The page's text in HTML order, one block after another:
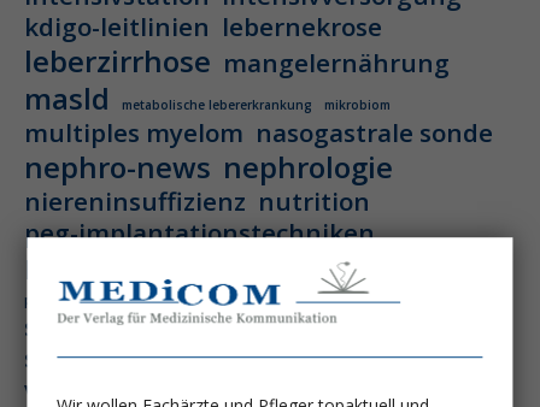
kdigo-leitlinien lebernekrose
leberzirrhose mangelernährung
masld metabolische lebererkrankung mikrobiom
multiples myelom nasogastrale sonde
nephro-news nephrologie
niereninsuffizienz nutrition
peg-implantationstechniken
perioperative nierenschädigung
pisces-studie
präzisionstherapie
schluckstörung semaglutid
septischer schock surrogatparamenter
vasopressortherapie